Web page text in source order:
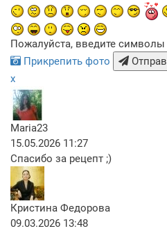
Пожалуйста, введите символы
Прикрепить фото
x
Maria23
15.05.2026 11:27
Спасибо за рецепт ;)
Кристина Федорова
09.03.2026 13:48